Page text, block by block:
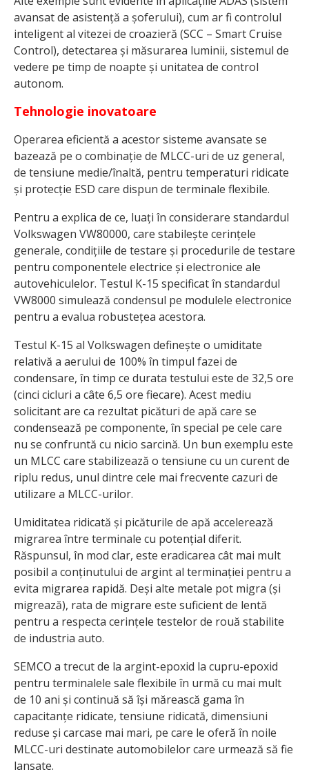
avansat de asistență a șoferului), cum ar fi controlul
inteligent al vitezei de croazieră (SCC – Smart Cruise
Control), detectarea și măsurarea luminii, sistemul de
vedere pe timp de noapte și unitatea de control
autonom.
Tehnologie inovatoare
Operarea eficientă a acestor sisteme avansate se
bazează pe o combinație de MLCC-uri de uz general,
de tensiune medie/înaltă, pentru temperaturi ridicate
și protecție ESD care dispun de terminale flexibile.
Pentru a explica de ce, luați în considerare standardul
Volkswagen VW80000, care stabilește cerințele
generale, condițiile de testare și procedurile de testare
pentru componentele electrice și electronice ale
autovehiculelor. Testul K-15 specificat în standardul
VW8000 simulează condensul pe modulele electronice
pentru a evalua robustețea acestora.
Testul K-15 al Volkswagen definește o umiditate
relativă a aerului de 100% în timpul fazei de
condensare, în timp ce durata testului este de 32,5 ore
(cinci cicluri a câte 6,5 ore fiecare). Acest mediu
solicitant are ca rezultat picături de apă care se
condensează pe componente, în special pe cele care
nu se confruntă cu nicio sarcină. Un bun exemplu este
un MLCC care stabilizează o tensiune cu un curent de
riplu redus, unul dintre cele mai frecvente cazuri de
utilizare a MLCC-urilor.
Umiditatea ridicată și picăturile de apă accelerează
migrarea între terminale cu potențial diferit.
Răspunsul, în mod clar, este eradicarea cât mai mult
posibil a conținutului de argint al terminației pentru a
evita migrarea rapidă. Deși alte metale pot migra (și
migrează), rata de migrare este suficient de lentă
pentru a respecta cerințele testelor de rouă stabilite
de industria auto.
SEMCO a trecut de la argint-epoxid la cupru-epoxid
pentru terminalele sale flexibile în urmă cu mai mult
de 10 ani și continuă să își mărească gama în
capacitanțe ridicate, tensiune ridicată, dimensiuni
reduse și carcase mai mari, pe care le oferă în noile
MLCC-uri destinate automobilelor care urmează să fie
lansate.